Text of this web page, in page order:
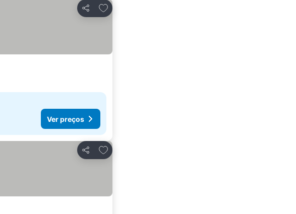
Partilhar
Adicionar aos favoritos
Ver preços
Partilhar
Adicionar aos favoritos